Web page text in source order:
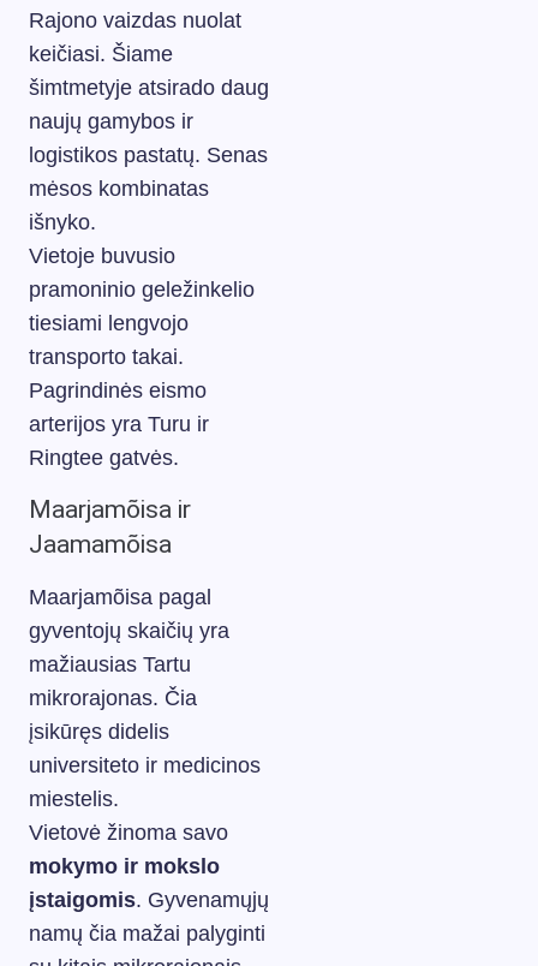
Rajono vaizdas nuolat
keičiasi. Šiame
šimtmetyje atsirado daug
naujų gamybos ir
logistikos pastatų. Senas
mėsos kombinatas
išnyko.
Vietoje buvusio
pramoninio geležinkelio
tiesiami lengvojo
transporto takai.
Pagrindinės eismo
arterijos yra Turu ir
Ringtee gatvės.
Maarjamõisa ir
Jaamamõisa
Maarjamõisa pagal
gyventojų skaičių yra
mažiausias Tartu
mikrorajonas. Čia
įsikūręs didelis
universiteto ir medicinos
miestelis.
Vietovė žinoma savo
mokymo ir mokslo
įstaigomis. Gyvenamųjų
namų čia mažai palyginti